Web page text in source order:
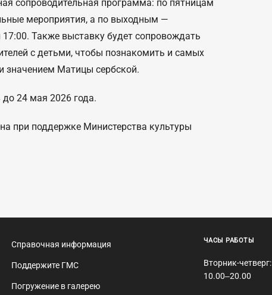
сопроводительная программа: по пятницам
мероприятия, а по выходным —
17:00. Также выставку будет сопровождать
с детьми, чтобы познакомить и самых
значением Матицы сербской.
24 мая 2026 года.
при поддержке Министерства культуры
Справочная информация
Поддержите ГМС
Погружение в галерею
ЧАСЫ РАБОТЫ
Вторник-четверг:
10.00‒20.00